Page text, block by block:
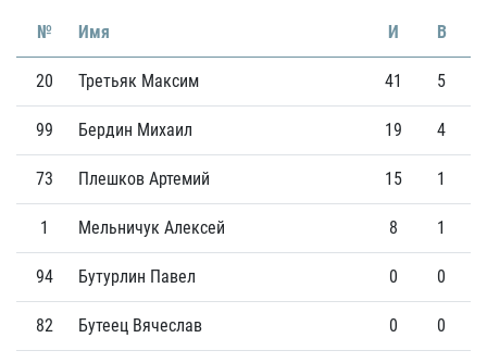
№ Имя И В
20 Третьяк Максим 41 5
99 Бердин Михаил 19 4
73 Плешков Артемий 15 1
1 Мельничук Алексей 8 1
94 Бутурлин Павел 0 0
82 Бутеец Вячеслав 0 0